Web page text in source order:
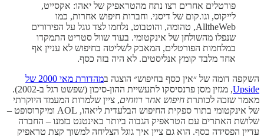
פורטלים אחרים רצו נתח מהטראפיק של יאהו: אקסייט,
לייקוס, וגו.קום של דיסני. וחברות חיפוש אחרות, כמו
AlltheWeb, טהומה, והוטבוט, נלחמו לצד גוגל על הפירורים
שנפלו מהשולחן של אינקטומי. בעוד שוול סטריט התמקדו
במלחמות הפורטלים, המאבק לשליטה בחיפוש לא עניין אף
אחד מלבד קומץ אנליסטים. לא היה בזה כסף.
השקפה דומה של ״אין כסף בחיפוש״ הוצגה ב
מהדורת מאי 2000 של
Upside
, מגזין מסן פרנסיסקו לתעשיית ההון-סיכון (שפשט רגל ב-2002).
מאמר שזכה לכותרת חיפוש אחר רווחים, ציין שלמרות המעמד היוקרתי
של אינקטומי בתור ספקית החיפוש הבלעדית ליאהו, AOL ומיקרוסופט –
שלושת האתרים עם הטראפיק הגבוה ביותר באינטנט בזמנו – החברה
עדיין הפסידה כסף. הוא גם ציין איך גוגל הצליחה למשוך קצת טראפיק